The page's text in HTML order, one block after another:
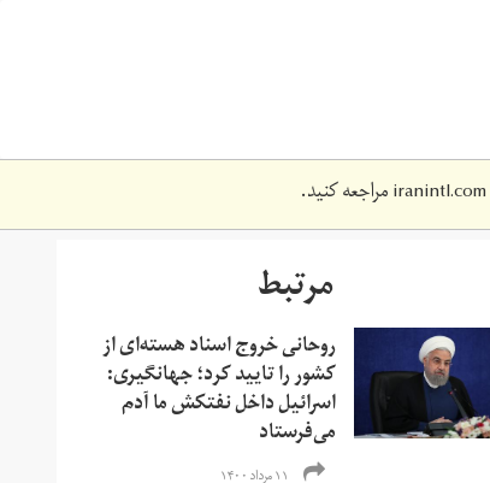
iranintl.comمراجعه کنید.
مرتبط
روحانی خروج اسناد هسته‌ای از
کشور را تایید کرد؛ جهانگیری:
اسرائیل داخل نفتکش ما آدم
می‌فرستاد